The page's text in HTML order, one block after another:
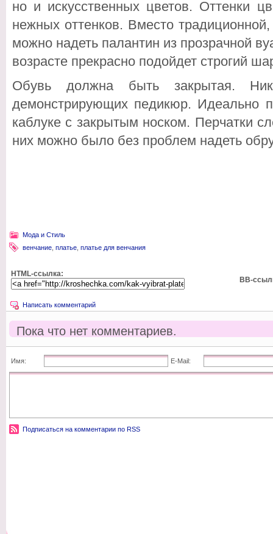
но и искусственных цветов. Оттенки
нежных оттенков. Вместо
можно надеть палантин из прозрачной
возрасте прекрасно подойдет строгий
Обувь должна быть закрытая.
демонстрирующих педикюр. Идеально
каблуке с закрытым носком. Перчатки
них можно было без проблем надеть
Мода и Стиль
венчание платье платье для венчания
HTML-ссылка:
BB-
Написать комментарий
Пока что нет комментариев.
Имя: E-Mail:
Подписаться на комментарии по RSS